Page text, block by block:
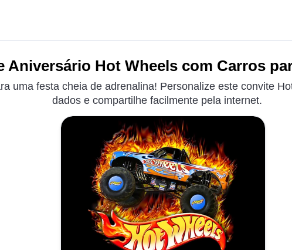
Aniversário Hot Wheels com Carros
uma festa cheia de adrenalina! Personalize este convite
dados e compartilhe facilmente pela internet.